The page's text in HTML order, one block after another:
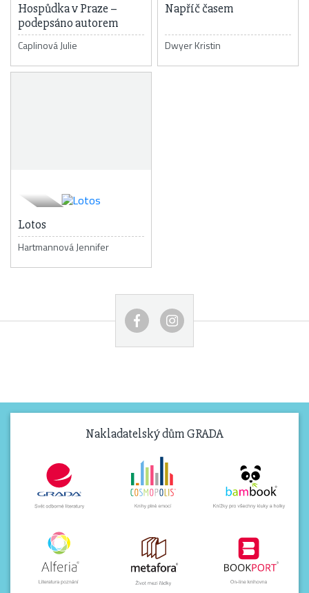
Hospůdka v Praze –
podepsáno autorem
Caplinová Julie
Napříč časem
Dwyer Kristin
Lotos
Hartmannová Jennifer
Nakladatelský dům GRADA